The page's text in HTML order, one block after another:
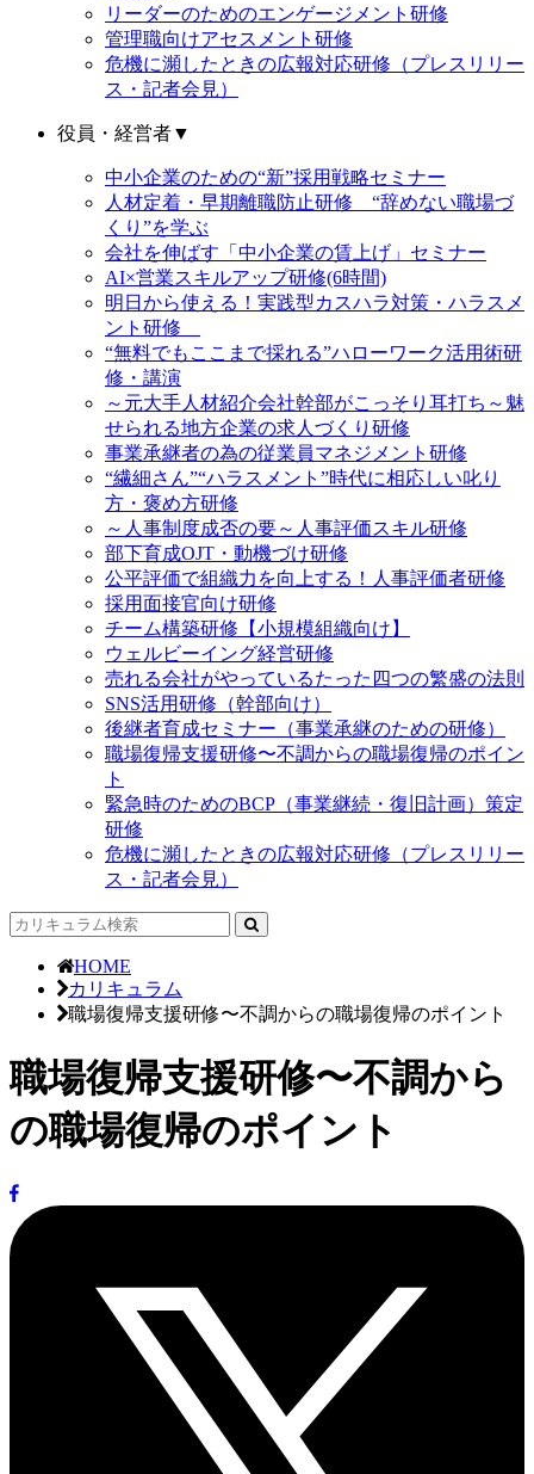
リーダーのためのエンゲージメント研修
管理職向けアセスメント研修
危機に瀕したときの広報対応研修（プレスリリー
ス・記者会見）
役員・経営者▼
中小企業のための“新”採用戦略セミナー
人材定着・早期離職防止研修 “辞めない職場づ
くり”を学ぶ
会社を伸ばす「中小企業の賃上げ」セミナー
AI×営業スキルアップ研修(6時間)
明日から使える！実践型カスハラ対策・ハラスメ
ント研修
“無料でもここまで採れる”ハローワーク活用術研
修・講演
～元大手人材紹介会社幹部がこっそり耳打ち～魅
せられる地方企業の求人づくり研修
事業承継者の為の従業員マネジメント研修
“繊細さん”“ハラスメント”時代に相応しい叱り
方・褒め方研修
～人事制度成否の要～人事評価スキル研修
部下育成OJT・動機づけ研修
公平評価で組織力を向上する！人事評価者研修
採用面接官向け研修
チーム構築研修【小規模組織向け】
ウェルビーイング経営研修
売れる会社がやっているたった四つの繁盛の法則
SNS活用研修（幹部向け）
後継者育成セミナー（事業承継のための研修）
職場復帰支援研修〜不調からの職場復帰のポイン
ト
緊急時のためのBCP（事業継続・復旧計画）策定
研修
危機に瀕したときの広報対応研修（プレスリリー
ス・記者会見）
HOME
カリキュラム
職場復帰支援研修〜不調からの職場復帰のポイント
職場復帰支援研修〜不調から
の職場復帰のポイント